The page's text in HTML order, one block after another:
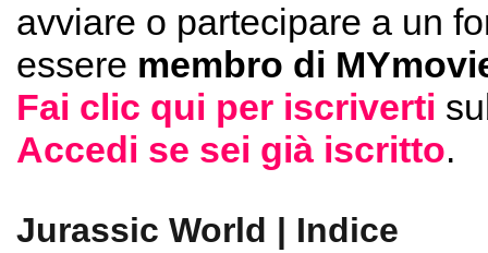
avviare o partecipare a un
essere membro di
Fai clic qui per iscriverti
Accedi se sei già iscritto.
Jurassic World | Indice